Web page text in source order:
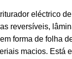
eléctrico
reversíveis,
forma de folha
macios. Está